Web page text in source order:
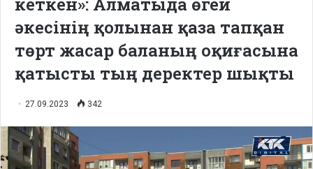
әкесінің қолынан қаза тапқан
төрт жасар баланың оқиғасына
қатысты тың деректер шықты
27.09.2023 342